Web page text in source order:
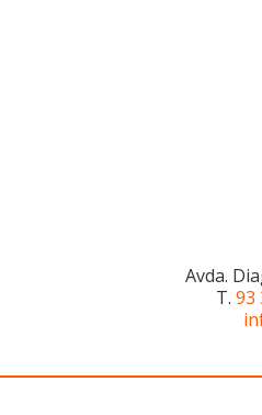
Avda.
T. 93